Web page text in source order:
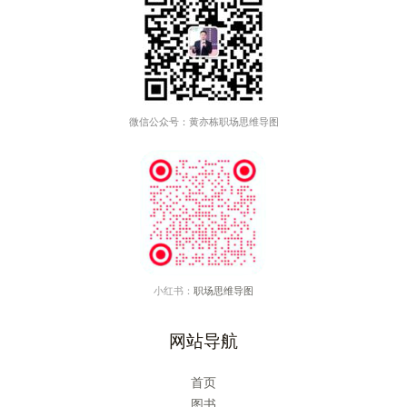
微信公众号：黄亦栋职场思维导图
小红书： 职场思维导图
网站导航
首页